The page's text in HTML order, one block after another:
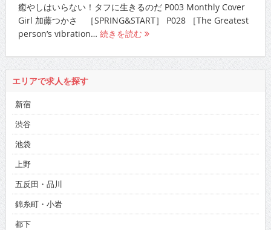
癒やしはいらない！タフに生きるのだ P003 Monthly Cover
Girl 加藤つかさ ［SPRING&START］ P028 ［The Greatest
person’s vibration… 続きを読む
エリアで求人を探す
新宿
渋谷
池袋
上野
五反田・品川
錦糸町・小岩
都下